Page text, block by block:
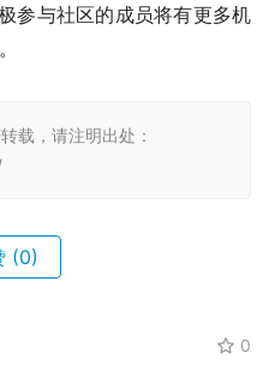
参与社区的成员将有更多机
载，请注明出处：
(0)
0